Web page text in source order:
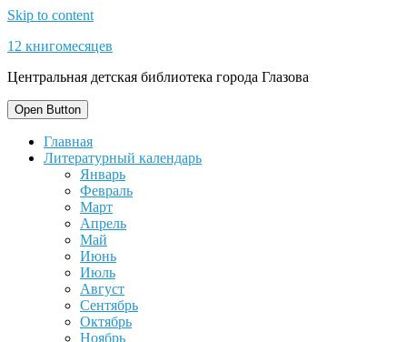
Skip to content
12 книгомесяцев
Центральная детская библиотека города Глазова
Open Button
Главная
Литературный календарь
Январь
Февраль
Март
Апрель
Май
Июнь
Июль
Август
Сентябрь
Октябрь
Ноябрь